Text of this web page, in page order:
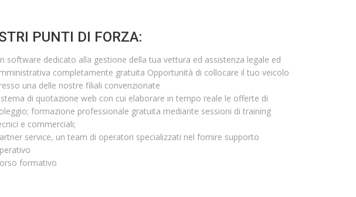
PUNTI DI FORZA:
software dedicato alla gestione della tua vettura ed assistenza legale ed
completamente gratuita Opportunità di collocare il tuo veicolo
una delle nostre filiali convenzionate
di quotazione web con cui elaborare in tempo reale le offerte di
formazione professionale gratuita mediante sessioni di training
e commerciali;
service, un team di operatori specializzati nel fornire supporto
formativo